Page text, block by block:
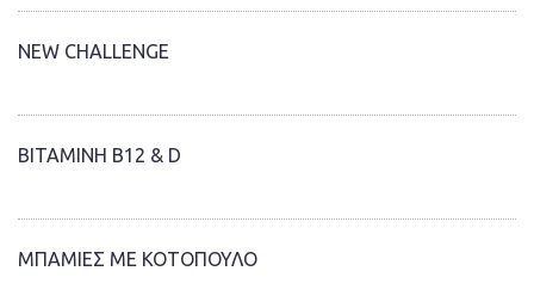
NEW CHALLENGE
ΒΙΤΑΜΙΝΗ Β12 & D
ΜΠΑΜΙΕΣ ΜΕ ΚΟΤΟΠΟΥΛΟ